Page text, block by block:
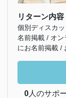
リターン内容
個別ディスカ
名前掲載 / オン
にお名前掲載 /
0人のサポ